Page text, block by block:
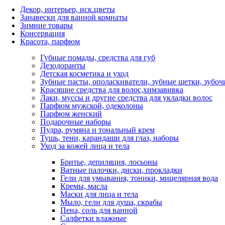
Декор, интерьер, иск.цветы
Занавески для ванной комнаты
Зимние товары
Консервация
Красота, парфюм
Губные помады, средства для губ
Дезодоранты
Детская косметика и уход
Зубные пасты, ополаскиватели, зубные щетки,
Красящие средства для волос,химзавивка
Лаки, муссы и другие средства для укладки волос
Парфюм мужской, одеколоны
Парфюм женский
Подарочные наборы
Пудра, румяна и тональный крем
Тушь, тени, карандаши для глаз, наборы
Уход за кожей лица и тела
Бритье, депиляция, лосьоны
Ватные палочки, диски, прокладки
Гели для умывания, тоники, мицелярная вода
Кремы, масла
Маски для лица и тела
Мыло, гели для душа, скрабы
Пена, соль для ванной
Салфетки влажные